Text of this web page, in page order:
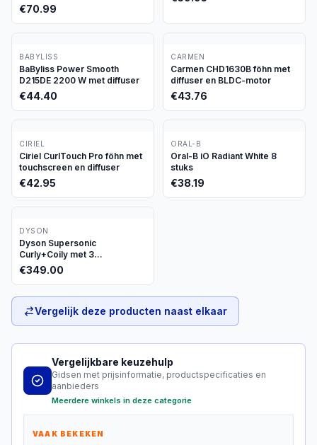
€70.99
BABYLISS
BaByliss Power Smooth
D215DE 2200 W met diffuser
€44.40
CARMEN
Carmen CHD1630B föhn met
diffuser en BLDC-motor
€43.76
CIRIEL
Ciriel CurlTouch Pro föhn met
touchscreen en diffuser
€42.95
ORAL-B
Oral-B iO Radiant White 8
stuks
€38.19
DYSON
Dyson Supersonic
Curly+Coily met 3
opzetstukken
€349.00
Vergelijk deze producten naast elkaar
Vergelijkbare keuzehulp
Gidsen met prijsinformatie, productspecificaties en
aanbieders
Meerdere winkels in deze categorie
VAAK BEKEKEN